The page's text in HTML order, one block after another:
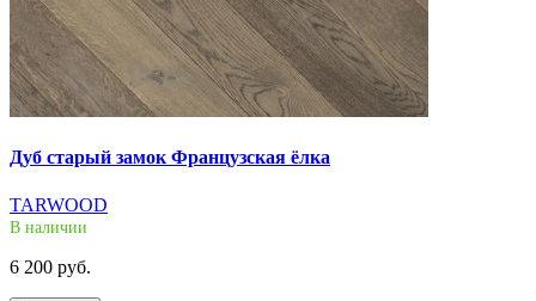
Дуб старый замок Французская ёлка
TARWOOD
В наличии
6 200 руб.